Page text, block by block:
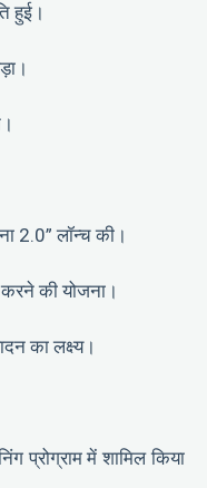
हुई।
2.0” लॉन्च की।
की योजना।
का लक्ष्य।
प्रोग्राम में शामिल किया